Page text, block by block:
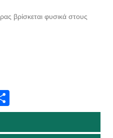
βρίσκεται φυσικά στους